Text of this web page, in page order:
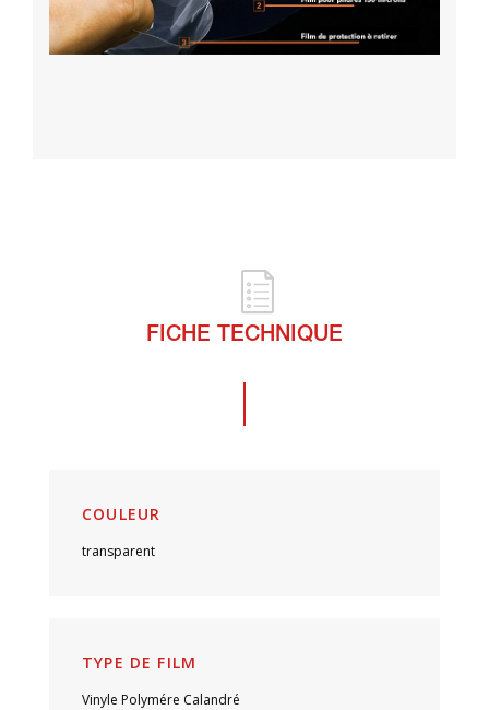
FICHE TECHNIQUE
COULEUR
transparent
TYPE DE FILM
Vinyle Polymére Calandré